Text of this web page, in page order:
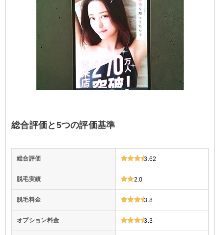
総合評価と5つの評価基準
総合評価 3.62
脱毛実績 2.0
脱毛料金 3.8
オプション料金 3.3